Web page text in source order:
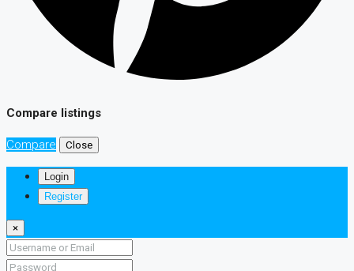
Compare listings
Compare Close
Login
Register
×